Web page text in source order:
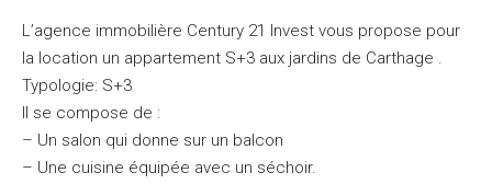
L’agence immobilière Century 21 Invest vous propose pour
la location un appartement S+3 aux jardins de Carthage .
Typologie: S+3
Il se compose de :
– Un salon qui donne sur un balcon
– Une cuisine équipée avec un séchoir.